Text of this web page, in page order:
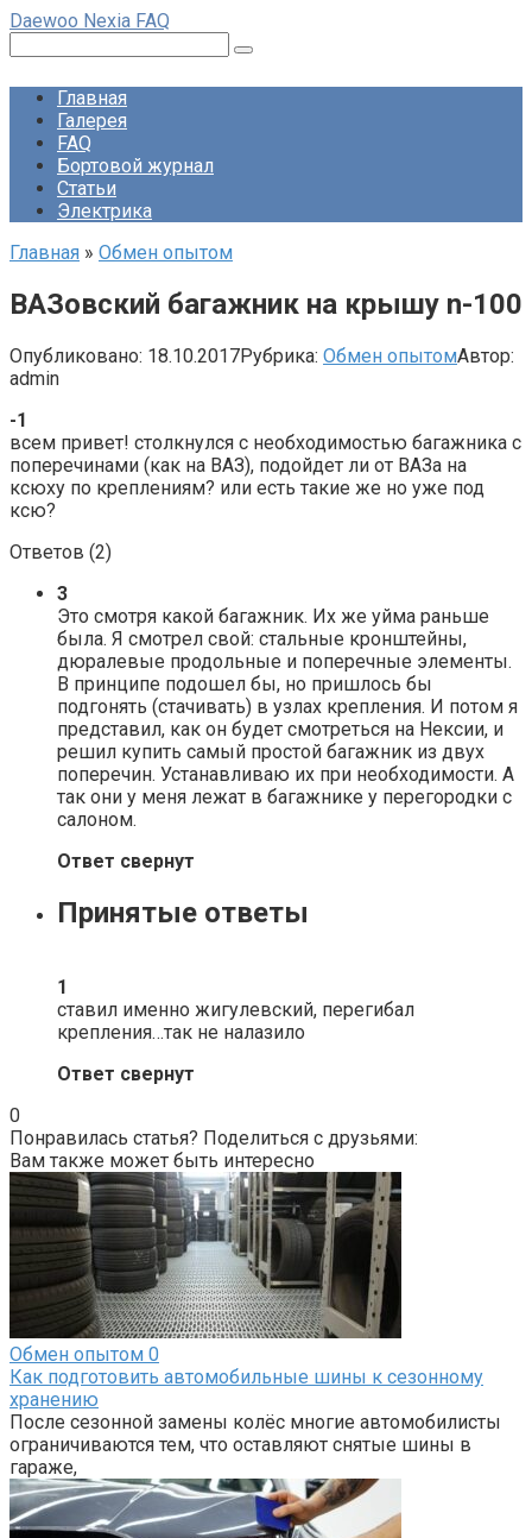
Перейти
контенту
Daewoo Nexia FAQ
Главная
Галерея
FAQ
Бортовой журнал
Статьи
Электрика
Главная » Обмен опытом
ВАЗовский багажник на крышу n-100
Опубликовано: 18.10.2017Рубрика: Обмен опытомАвтор:
admin
-1
всем привет! столкнулся с необходимостью багажника с
поперечинами (как на ВАЗ), подойдет ли от ВАЗа на
ксюху по креплениям? или есть такие же но уже под
ксю?
Ответов (2)
3
Это смотря какой багажник. Их же уйма раньше
была. Я смотрел свой: стальные кронштейны,
дюралевые продольные и поперечные элементы.
В принципе подошел бы, но пришлось бы
подгонять (стачивать) в узлах крепления. И потом я
представил, как он будет смотреться на Нексии, и
решил купить самый простой багажник из двух
поперечин. Устанавливаю их при необходимости. А
так они у меня лежат в багажнике у перегородки с
салоном.
Ответ свернут
Принятые ответы
1
ставил именно жигулевский, перегибал
крепления…так не налазило
Ответ свернут
0
Понравилась статья? Поделиться с друзьями:
Вам также может быть интересно
Обмен опытом 0
Как подготовить автомобильные шины к сезонному
хранению
После сезонной замены колёс многие автомобилисты
ограничиваются тем, что оставляют снятые шины в
гараже,